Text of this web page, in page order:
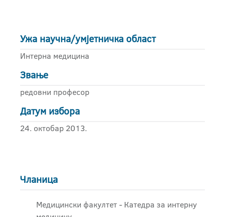
Ужа научна/умјетничка област
Интерна медицина
Звање
редовни професор
Датум избора
24. октобар 2013.
Чланица
Медицински факултет - Катедра за интерну